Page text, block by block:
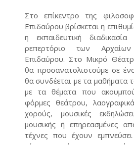
Στο επίκεντρο της
Επιδαύρου βρίσκεται η
η εκπαιδευτική
ρεπερτόριο των
Επιδαύρου. Στο Μικρό
θα προσανατολιστούμε σε
θα συνδέεται με τα μαθήματα
με τα θέματα που
φόρμες θεάτρου,
χορούς, μουσικές
μουσικής ή επηρεασμένες
τέχνες που έχουν